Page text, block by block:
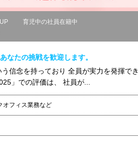
育児中の社員在籍中
なたの挑戦を歓迎します。
信念を持っており 全員が実力を発揮でき
」での評価は、 社員が...
オフィス業務など